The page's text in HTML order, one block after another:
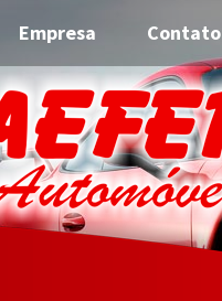
Empresa Contato